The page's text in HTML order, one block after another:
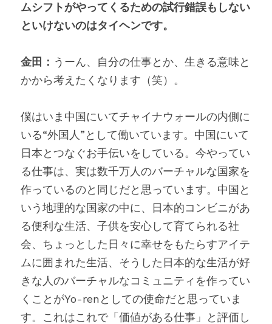
ムシフトがやってくるための試行錯誤もしない
といけないのはタイヘンです。
金田： うーん、自分の仕事とか、生きる意味と
かから考えたくなります（笑）。
僕はいま中国にいてチャイナウォールの内側に
いる“外国人”として働いています。中国にいて
日本とつなぐお手伝いをしている。今やってい
る仕事は、実は数千万人のバーチャルな国家を
作っているのと同じだと思っています。中国と
いう地理的な国家の中に、日本的コンビニがあ
る便利な生活、子供を安心して育てられる社
会、ちょっとした日々に幸せをもたらすアイテ
ムに囲まれた生活、そうした日本的な生活が好
きな人のバーチャルなコミュニティを作ってい
くことがYo-renとしての使命だと思っていま
す。これはこれで「価値がある仕事」と評価し